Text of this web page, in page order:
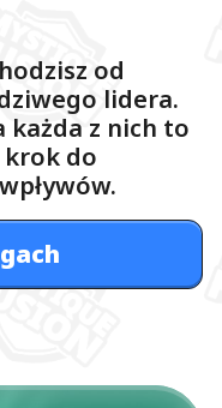
od
lidera.
każda z nich to
do